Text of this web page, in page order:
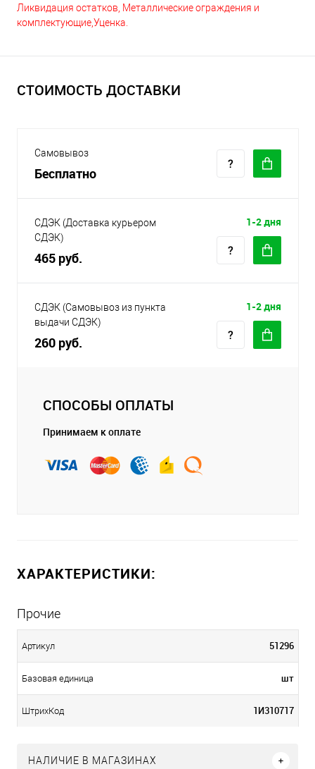
Ликвидация остатков, Металлические ограждения и
комплектующие,Уценка.
СТОИМОСТЬ ДОСТАВКИ
Самовывоз
Бесплатно
СДЭК (Доставка курьером
СДЭК)
465 руб.
1-2 дня
СДЭК (Самовывоз из пункта
выдачи СДЭК)
260 руб.
1-2 дня
СПОСОБЫ ОПЛАТЫ
Принимаем к оплате
ХАРАКТЕРИСТИКИ:
Прочие
Артикул 51296
Базовая единица шт
ШтрихКод 1И310717
НАЛИЧИЕ В МАГАЗИНАХ